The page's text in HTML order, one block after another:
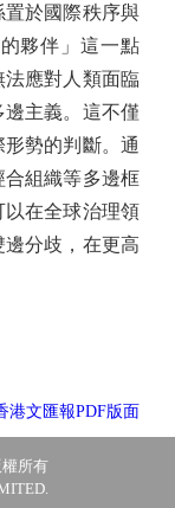
於國際秩序與
夥伴」這一點
應對人類面臨
主義。這不僅
勢的判斷。通
組織等多邊框
在全球治理領
分歧，在更高
港文匯報PDF版面
所有